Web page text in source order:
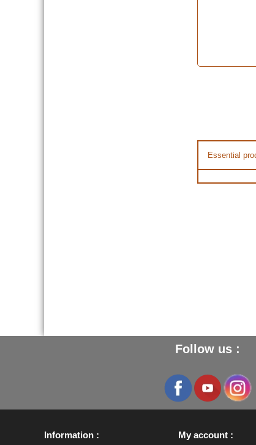
Essential
Follow us :
Information My account